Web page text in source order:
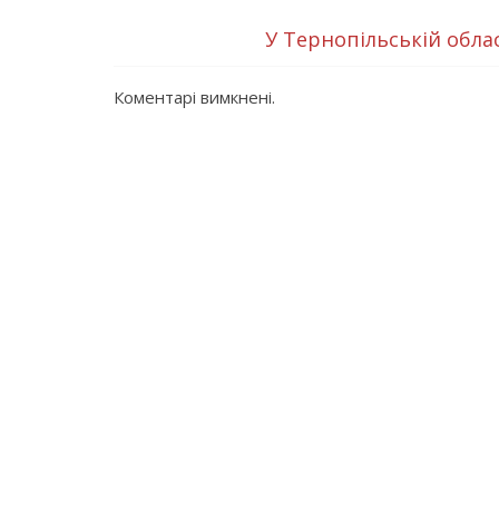
У Тернопільській
Коментарі вимкнені.